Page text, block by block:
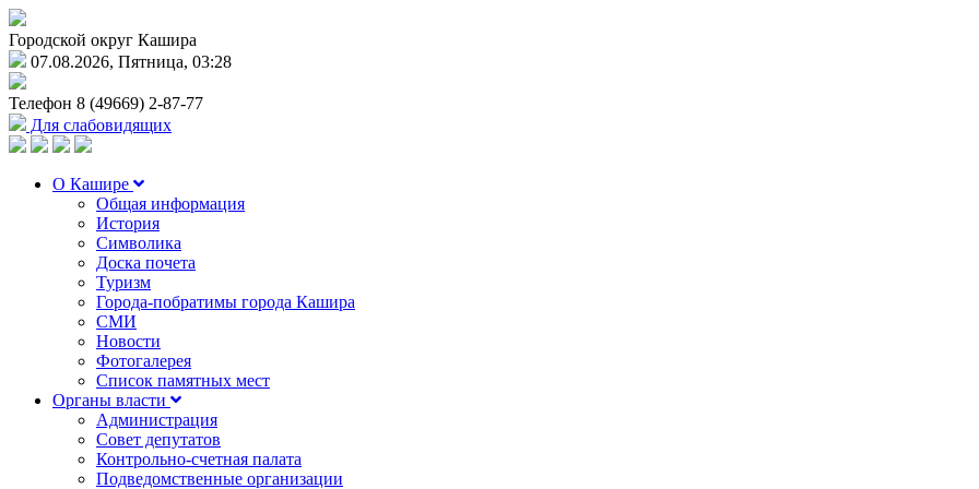
Городской округ Кашира
07.08.2026, Пятница, 03:28
Телефон 8 (49669) 2-87-77
Для слабовидящих
О Кашире
Общая информация
История
Символика
Доска почета
Туризм
Города-побратимы города Кашира
СМИ
Новости
Фотогалерея
Список памятных мест
Органы власти
Администрация
Совет депутатов
Контрольно-счетная палата
Подведомственные организации